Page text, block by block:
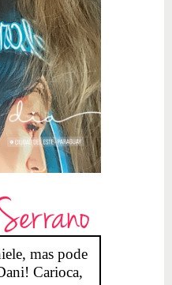
mas pode
Carioca,